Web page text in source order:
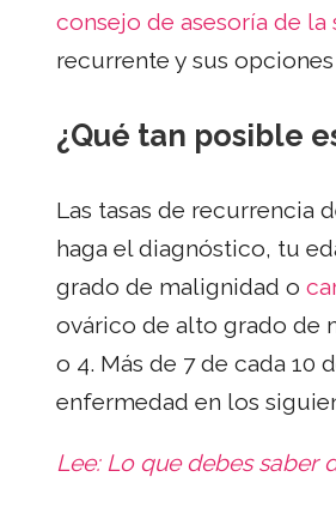
consejo de asesoría de
recurrente y sus
¿Qué tan posible
Las tasas de recurrencia
haga el diagnóstico, tu
grado de malignidad o
ovárico de alto grado de
o 4. Más de 7 de cada 10
enfermedad en los
Lee: Lo que debes saber